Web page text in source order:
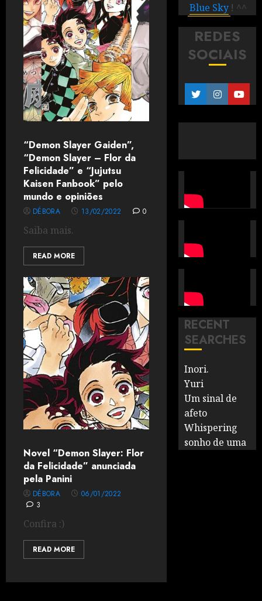
“Demon Slayer Gaiden”,
“Demon Slayer – Flor da
Felicidade” e “Jujutsu
Kaisen Fanbook” pelo
mundo e opiniões
DÉBORA 13/02/2022 0
Saiba mais.
READ MORE
Novel “Demon Slayer: Flor
da Felicidade” anunciada
pela Panini
DÉBORA
06/01/2022
3
Confira :)
READ MORE
Blue Sky ! ^^
REDES
SOCIAIS
RECENT
SEARCHES
Inori.
Yuri
Um sinal de
afeto
Whispering
sonho de uma